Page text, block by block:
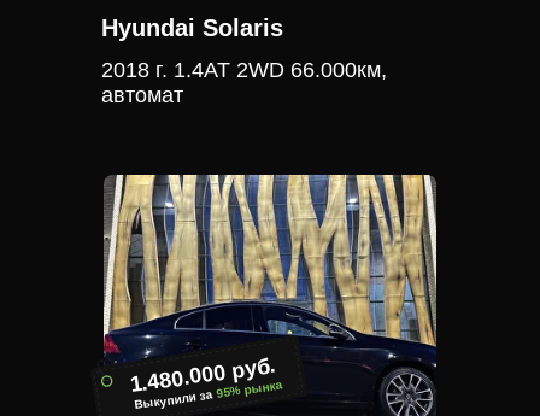
1.480.000 руб.
Выкупили за95% рынка
2018 г. 1.4АТ 2WD 66.000км,
автомат
Hyundai Solaris